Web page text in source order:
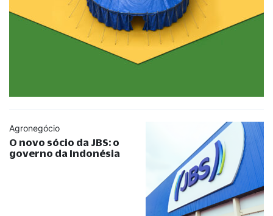
Agronegócio
O novo sócio da JBS: o
governo da Indonésia